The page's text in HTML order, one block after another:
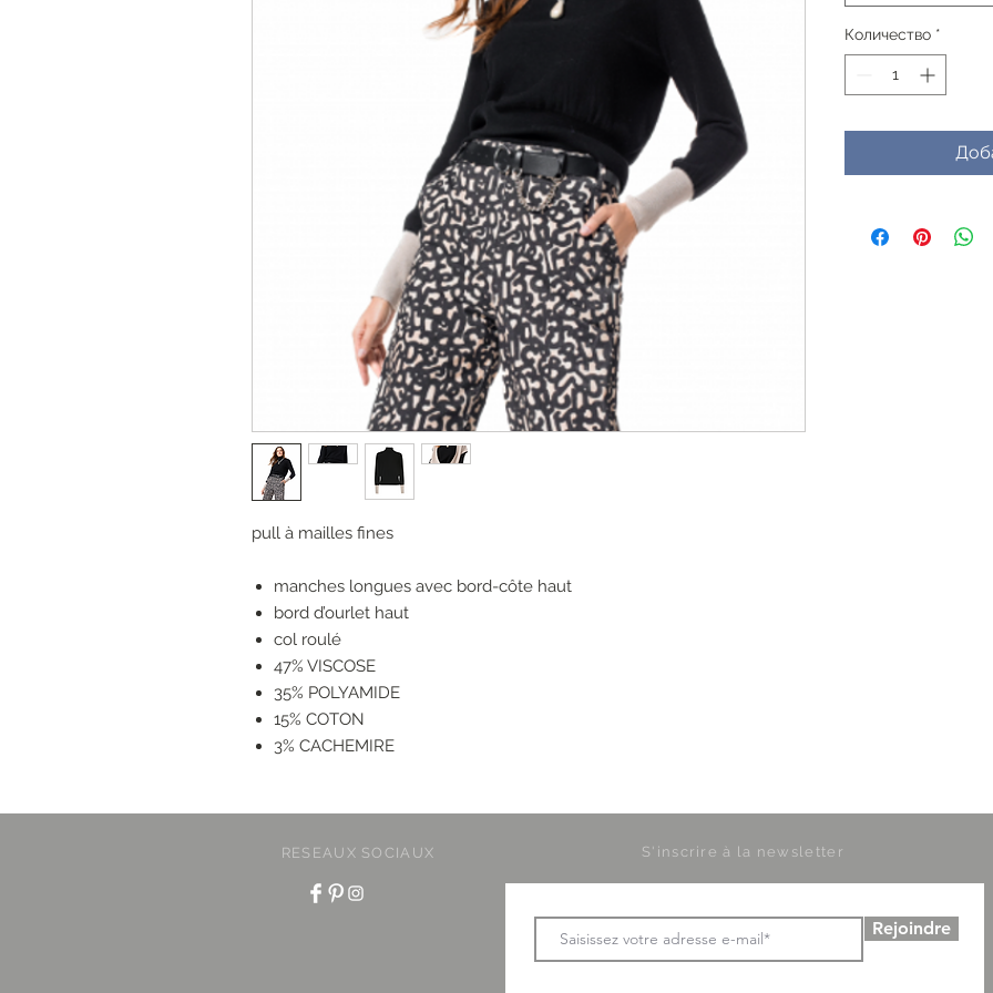
pull à mailles fines
manches longues avec bord-côte haut
bord d’ourlet haut
col roulé
47% VISCOSE
35% POLYAMIDE
15% COTON
3% CACHEMIRE
Количество *
RESEAUX SOCIAUX S'inscrire à la newsletter
Rejoindre